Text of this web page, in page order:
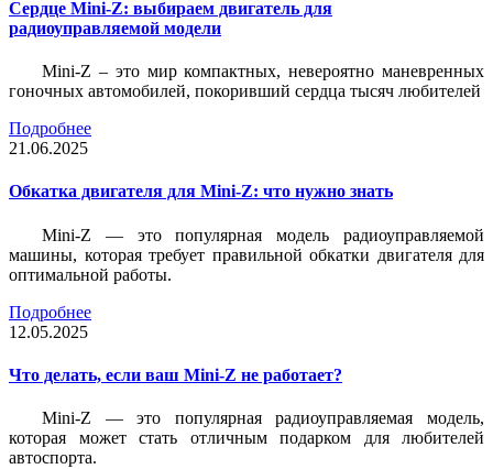
Сердце Mini-Z: выбираем двигатель для
радиоуправляемой модели
Mini-Z – это мир компактных, невероятно маневренных
гоночных автомобилей, покоривший сердца тысяч любителей
Подробнее
21.06.2025
Обкатка двигателя для Mini-Z: что нужно знать
Mini-Z — это популярная модель радиоуправляемой
машины, которая требует правильной обкатки двигателя для
оптимальной работы.
Подробнее
12.05.2025
Что делать, если ваш Mini-Z не работает?
Mini-Z — это популярная радиоуправляемая модель,
которая может стать отличным подарком для любителей
автоспорта.